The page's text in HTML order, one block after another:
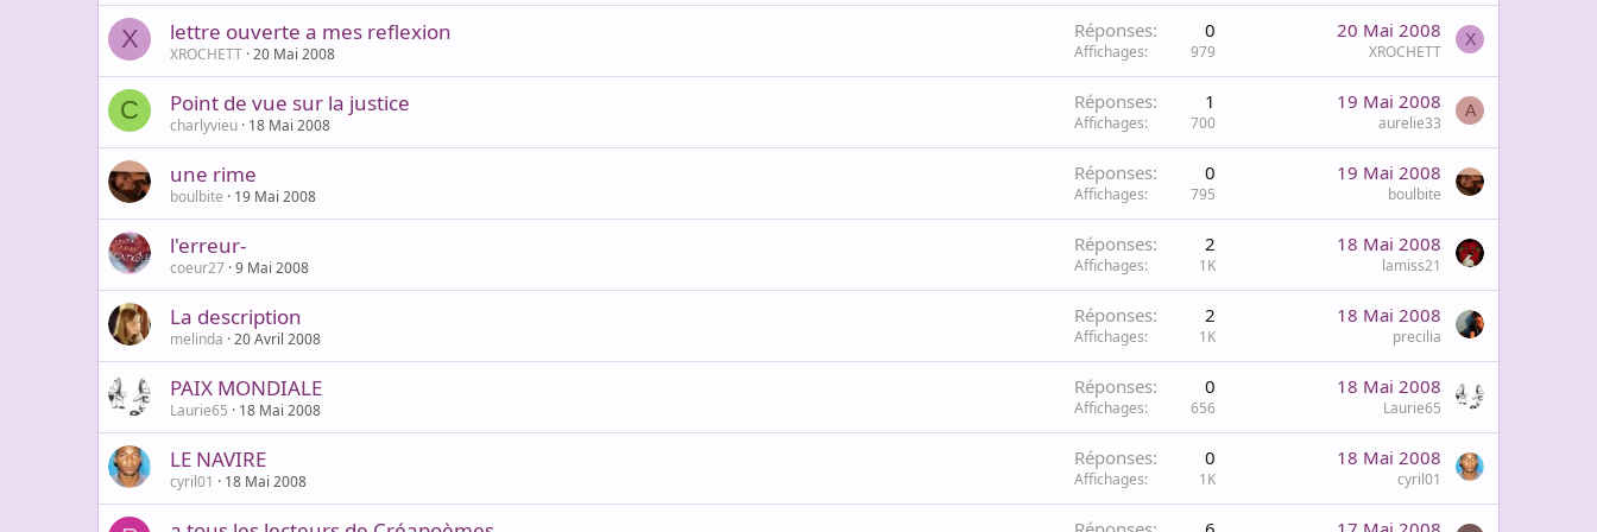
X lettre ouverte a mes reflexion
XROCHETT 20 Mai 2008
Réponses 0
Affichages 979
20 Mai 2008
XROCHETT
X
C Point de vue sur la justice
charlyvieu 18 Mai 2008
Réponses 1
Affichages 700
19 Mai 2008
aurelie33
A
une rime
boulbite 19 Mai 2008
Réponses 0
Affichages 795
19 Mai 2008
boulbite
l'erreur-
coeur27 9 Mai 2008
Réponses 2
Affichages 1K
18 Mai 2008
lamiss21
La description
melinda 20 Avril 2008
Réponses 2
Affichages 1K
18 Mai 2008
precilia
PAIX MONDIALE
Laurie65 18 Mai 2008
Réponses 0
Affichages 656
18 Mai 2008
Laurie65
LE NAVIRE
cyril01 18 Mai 2008
Réponses 0
Affichages 1K
18 Mai 2008
cyril01